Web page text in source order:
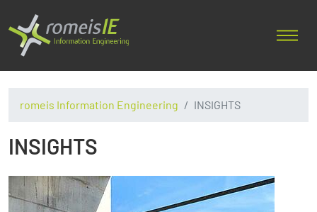
romeis Information Engineering INSIGHTS
INSIGHTS